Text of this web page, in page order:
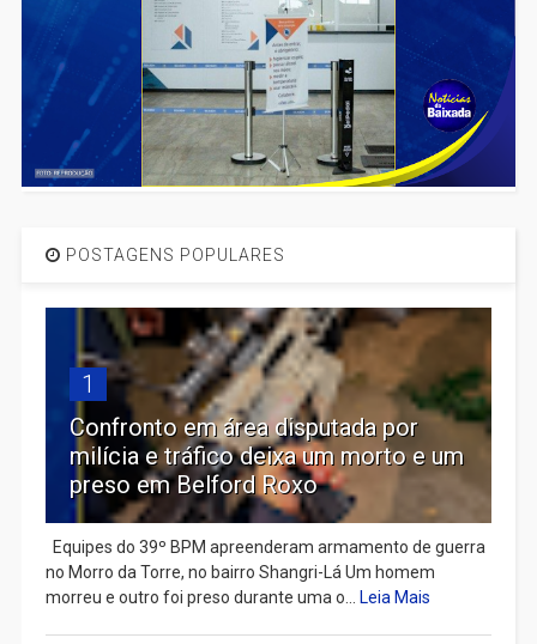
POSTAGENS POPULARES
1
Confronto em área disputada por
milícia e tráfico deixa um morto e um
preso em Belford Roxo
Equipes do 39º BPM apreenderam armamento de guerra
no Morro da Torre, no bairro Shangri-Lá Um homem
morreu e outro foi preso durante uma o... Leia Mais